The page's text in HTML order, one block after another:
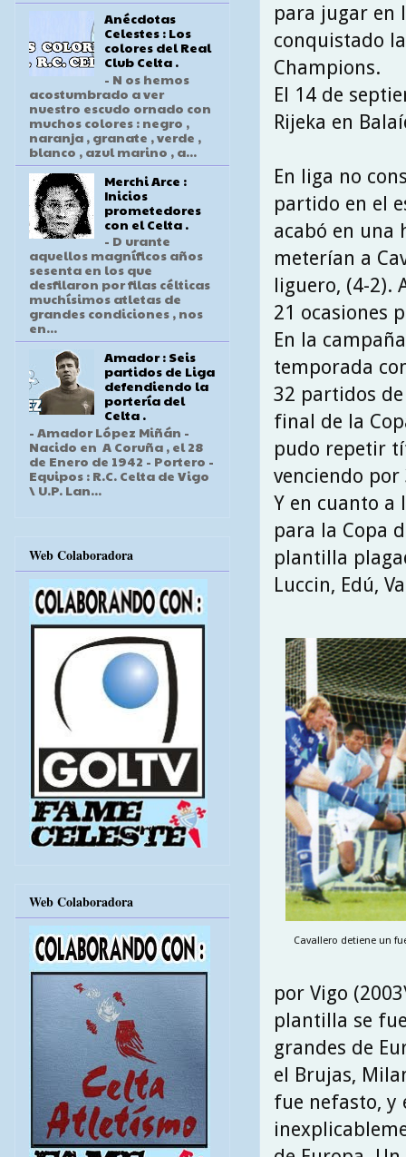
para jugar en
conquistado
Champions.
El 14 de
Rijeka en
En liga no
partido en el
acabó en una
meterían a
liguero, (4-2).
21 ocasiones
En la
temporada
32 partidos
final de la
pudo repetir
venciendo
Y en cuanto a
para la Copa
plantilla
Luccin, Edú,
Cavallero detiene un
por Vigo
plantilla se
grandes de
el Brujas,
fue nefasto, y
Anécdotas
Celestes : Los
colores del Real
Club Celta .
- N os hemos
acostumbrado a ver
nuestro escudo ornado con
muchos colores : negro ,
naranja , granate , verde ,
blanco , azul marino , a...
Merchi Arce :
Inicios
prometedores
con el Celta .
- D urante
aquellos magníficos años
sesenta en los que
desfilaron por filas célticas
muchísimos atletas de
grandes condiciones , nos
en...
Amador : Seis
partidos de Liga
defendiendo la
portería del
Celta .
- Amador López Miñán -
Nacido en A Coruña , el 28
de Enero de 1942 - Portero -
Equipos : R.C. Celta de Vigo
\ U.P. Lan...
Web Colaboradora
Web Colaboradora